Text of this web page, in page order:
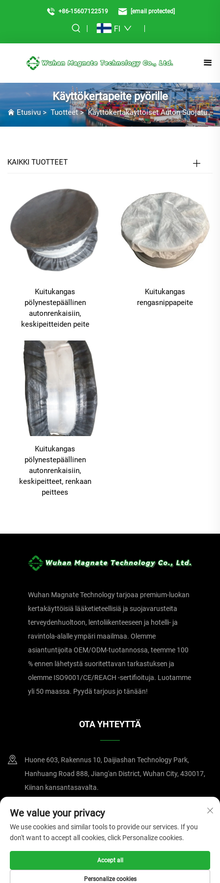
+86-15607122519 [email protected]
FI
Käyttökertapeite pyörille
Etusivu > Tuotteet>Käyttökertakäyttöiset Auton Suojatuotteet
KAIKKI TUOTTEET
Kuitukangas
pölynestepäällinen
autonrenkaisiin,
keskipeitteiden peite
Kuitukangas
rengasnippapeite
Kuitukangas
pölynestepäällinen
autonrenkaisiin,
keskipeitteet, renkaan
peittees
Wuhan Magnate Technology tarjoaa premium-luokan
kertakäyttöisiä lääketieteellisiä ja suojavarusteita
terveydenhuoltoon, lentoliikenteeseen ja hotelli- ja
ravintola-alalle ympäri maailmaa. Olemme
asiantuntijoita OEM/ODM-tuotannossa, teemme 100
% ennen lähetystä suoritettavan tarkastuksen ja
olemme ISO9001/CE/REACH -sertifioituja. Luotamme
yli 50 maassa. Pyydä tarjous jo tänään!
OTA YHTEYTTÄ
Huone 603, Rakennus 10, Daijiashan Technology Park,
Hanhuang Road 888, Jiang'an District, Wuhan City, 430017,
Kiinan kansantasavalta.
+86-15607122519
[email protected]
Tekijänoikeus © 2025 Wuhan Magnate Technology Co., Ltd.
Tietosuojakäytäntö
We value your privacy
We use cookies and similar tools to provide our services. If you
don't want to accept all cookies, click Personalize cookies.
Personalize cookies
Accept all